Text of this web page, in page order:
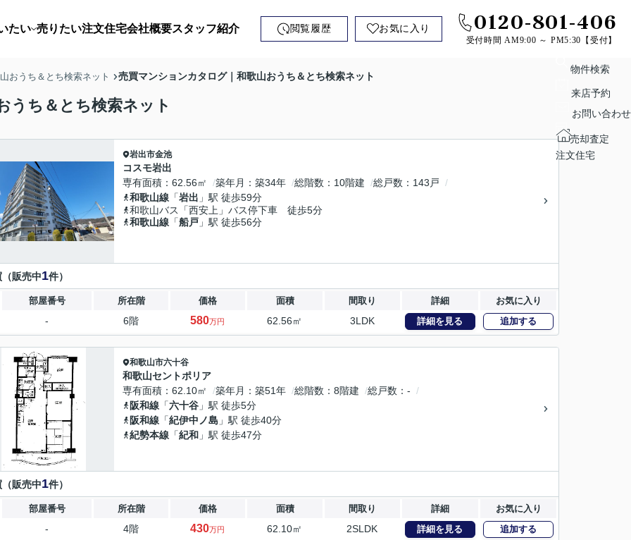
たい
土地
事業用
売りたい注文住宅会社概要スタッフ紹介 閲覧履歴 お気に入り 0120-801-406
受付時間 AM9:00 ～ PM5:30【受付】
おうち＆とち検索ネット 売買マンションカタログ｜和歌山おうち＆とち検索ネット
うち＆とち検索ネット
岩出市金池
コスモ岩出
専有面積
62.56㎡ 築年月 築34年 総階数 10階建 総戸数
143戸
和歌山線 「岩出 」駅 徒歩59分
和歌山バス「西安上」バス停下車 徒歩5分
和歌山線 「船戸 」駅 徒歩56分
販売中1件）
部屋番号 所在階 価格 面積 間取り 詳細 お気に入り
- 6階 580万円 62.56㎡ 3LDK 詳細を見る 追加する
和歌山市六十谷
和歌山セントポリア
専有面積
62.10㎡ 築年月 築51年 総階数 8階建 総戸数
-
阪和線 「六十谷 」駅 徒歩5分
阪和線 「紀伊中ノ島 」駅 徒歩40分
紀勢本線 「紀和 」駅 徒歩47分
販売中1件）
部屋番号 所在階 価格 面積 間取り 詳細 お気に入り
- 4階 430万円 62.10㎡ 2SLDK 詳細を見る 追加する
物件検索
来店予約
お問い合わせ
売却査定
注文住宅